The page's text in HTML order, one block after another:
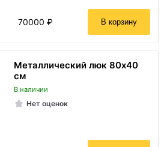
70000 ₽ В корзину
Металлический люк 80х40
см
В наличии
Нет оценок